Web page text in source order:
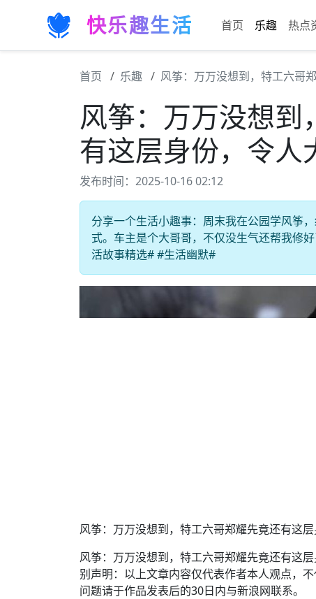
快乐趣生活 首页 乐趣 热点
首页 乐趣 风筝：万万没想到，特工六哥
风筝：万万没想到
有这层身份，令人
发布时间：2025-10-16 02:12
分享一个生活小趣事：周末我在公园学风筝
式。车主是个大哥哥，不仅没生气还帮我修
活故事精选# #生活幽默#
风筝：万万没想到，特工六哥郑耀先竟还有这
风筝：万万没想到，特工六哥郑耀先竟还有这
别声明：以上文章内容仅代表作者本人观点，
问题请于作品发表后的30日内与新浪网联系。